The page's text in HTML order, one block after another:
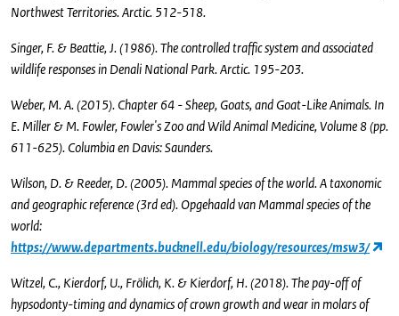
Northwest Territories. Arctic. 512-518.
Singer, F. & Beattie, J. (1986). The controlled traffic system and associated
wildlife responses in Denali National Park. Arctic. 195-203.
Weber, M. A. (2015). Chapter 64 - Sheep, Goats, and Goat-Like Animals. In
E. Miller & M. Fowler, Fowler's Zoo and Wild Animal Medicine, Volume 8 (pp.
611-625). Columbia en Davis: Saunders.
Wilson, D. & Reeder, D. (2005). Mammal species of the world. A taxonomic
and geographic reference (3rd ed). Opgehaald van Mammal species of the
world:
https://www.departments.bucknell.edu/biology/resources/msw3/
Witzel, C., Kierdorf, U., Frölich, K. & Kierdorf, H. (2018). The pay-off of
hypsodonty-timing and dynamics of crown growth and wear in molars of